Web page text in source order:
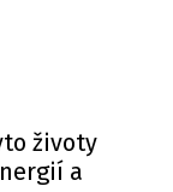
životy
a